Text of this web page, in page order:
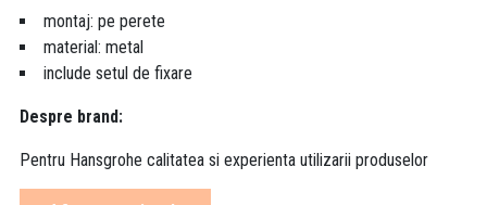
montaj: pe perete
material: metal
include setul de fixare
Despre brand:
Pentru Hansgrohe calitatea si experienta utilizarii produselor
primeaza. Partea fundamentala a brandului este faptul ca ofera